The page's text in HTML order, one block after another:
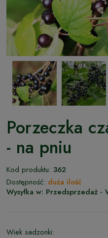
Porzeczka
- na pniu
Kod produktu: 362
Dostępność: duża ilość
Wysyłka w: Przedsprzedaż -
Wiek sadzonki: